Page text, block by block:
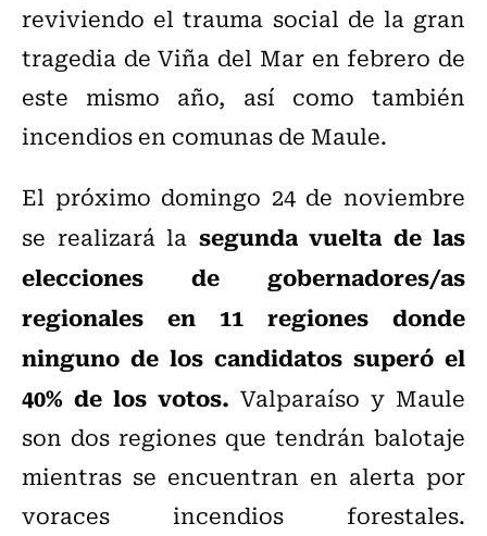
reviviendo el trauma social de la gran
tragedia de Viña del Mar en febrero de
este mismo año, así como también
incendios en comunas de Maule.
El próximo domingo 24 de noviembre
se realizará la segunda vuelta de las
elecciones de gobernadores/as
regionales en 11 regiones donde
ninguno de los candidatos superó el
40% de los votos. Valparaíso y Maule
son dos regiones que tendrán balotaje
mientras se encuentran en alerta por
voraces incendios forestales.